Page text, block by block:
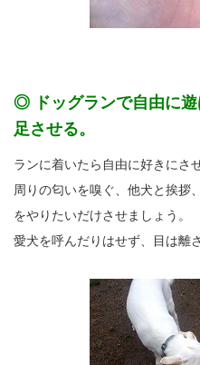
◎ ドッグランで自由に
足させる。
ランに着いたら自由に好きにさ
周りの匂いを嗅ぐ、他犬と挨拶
をやりたいだけさせましょう。
愛犬を呼んだりはせず、目は離